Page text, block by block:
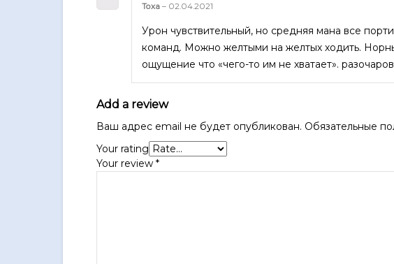
Тоха – 02.04.2021
Урон чувствительный, но средняя мана все
команд. Можно желтыми на желтых ходить.
ощущение что «чего-то им не хватает».
Add a review
Ваш адрес email не будет опубликован. Обязательные
Your rating
Your review *